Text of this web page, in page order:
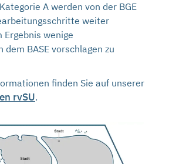
A werden von der BGE
weiter
Ergebnis wenige
dem BASE vorschlagen zu
finden Sie auf unserer
rvSU.